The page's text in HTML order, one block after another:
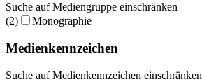
Suche auf Mediengruppe einschränken
(2)
Monographie
Medienkennzeichen
Suche auf Medienkennzeichen einschränken